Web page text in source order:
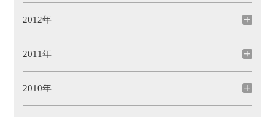
2012年
2011年
2010年